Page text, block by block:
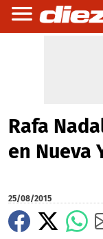
Rafa
en Nueva
25/08/2015